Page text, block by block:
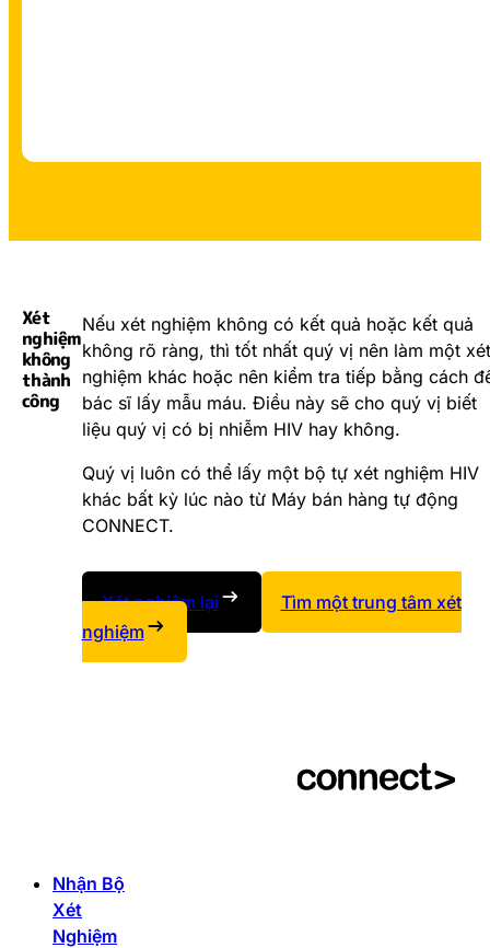
Xét
nghiệm
không
thành
công
Nếu xét nghiệm không có kết quả hoặc kết quả
không rõ ràng, thì tốt nhất quý vị nên làm một xét
nghiệm khác hoặc nên kiểm tra tiếp bằng cách
bác sĩ lấy mẫu máu. Điều này sẽ cho quý vị biết
liệu quý vị có bị nhiễm HIV hay không.
Quý vị luôn có thể lấy một bộ tự xét nghiệm HIV
khác bất kỳ lúc nào từ Máy bán hàng tự động
CONNECT.
Xét nghiệm lại
Tìm một trung tâm xét
nghiệm
Nhận Bộ
Xét
Nghiệm